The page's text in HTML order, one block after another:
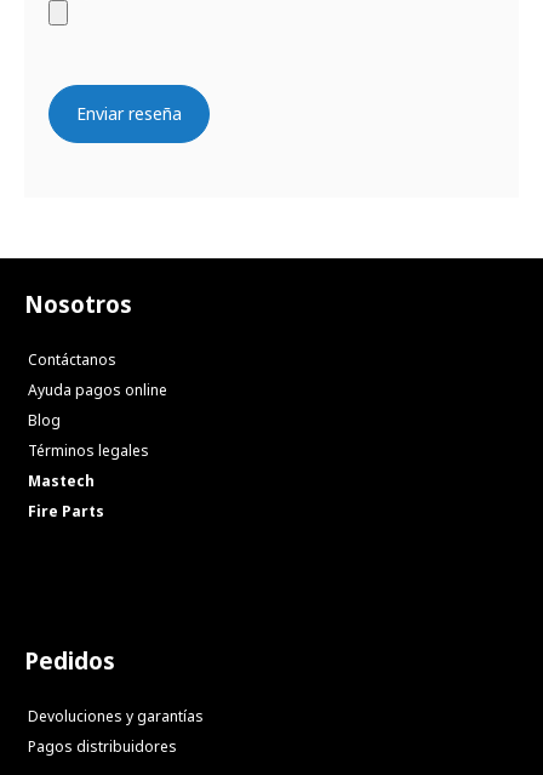
Enviar reseña
Nosotros
Contáctanos
Ayuda pagos online
Blog
Términos legales
Mastech
Fire Parts
Pedidos
Devoluciones y garantías
Pagos distribuidores